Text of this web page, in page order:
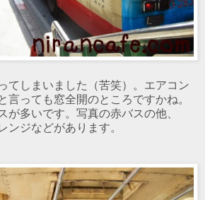
てしまいました（苦笑）。エアコン
言っても窓全開のところですかね。
が多いです。写真の赤バスの他、
ンジなどがあります。